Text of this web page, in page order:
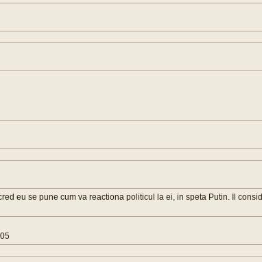
eu se pune cum va reactiona politicul la ei, in speta Putin. Il